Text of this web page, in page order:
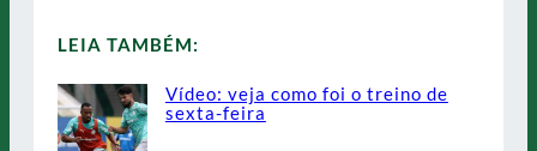
LEIA TAMBÉM:
Vídeo: veja como foi o treino de
sexta-feira